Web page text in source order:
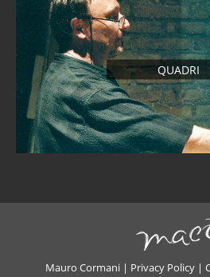
QUADRI
Mauro Cormani | Privacy Policy|